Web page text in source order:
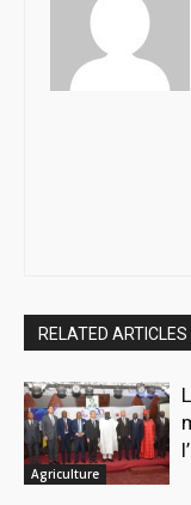
RELATED ARTICLES
Agriculture